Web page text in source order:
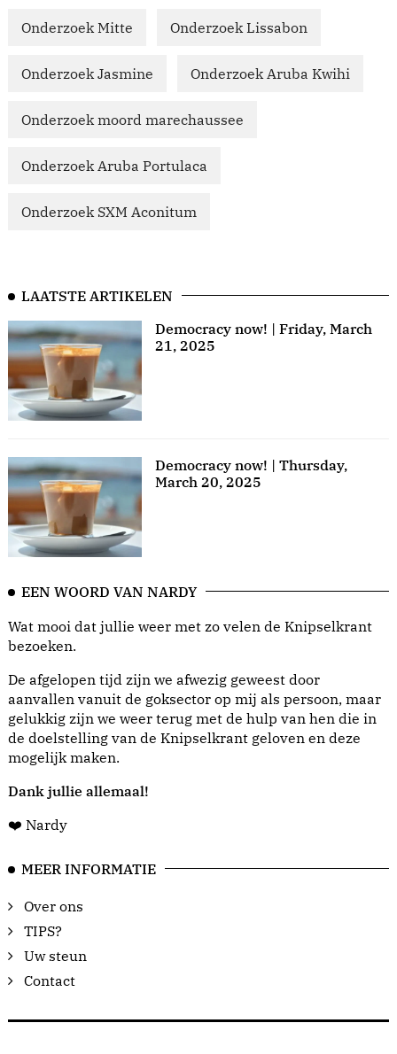
Onderzoek Mitte Onderzoek Lissabon
Onderzoek Jasmine Onderzoek Aruba Kwihi
Onderzoek moord marechaussee
Onderzoek Aruba Portulaca
Onderzoek SXM Aconitum
LAATSTE ARTIKELEN
Democracy now! | Friday, March
21, 2025
Democracy now! | Thursday,
March 20, 2025
EEN WOORD VAN NARDY
Wat mooi dat jullie weer met zo velen de Knipselkrant
bezoeken.
De afgelopen tijd zijn we afwezig geweest door
aanvallen vanuit de goksector op mij als persoon, maar
gelukkig zijn we weer terug met de hulp van hen die in
de doelstelling van de Knipselkrant geloven en deze
mogelijk maken.
Dank jullie allemaal!
❤️ Nardy
MEER INFORMATIE
Over ons
TIPS?
Uw steun
Contact